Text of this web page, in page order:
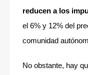
reducen a los
el 6% y 12% del
comunidad
No obstante, hay